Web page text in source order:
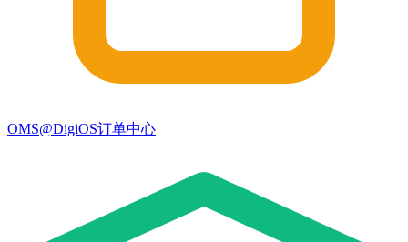
OMS@DigiOS订单中心